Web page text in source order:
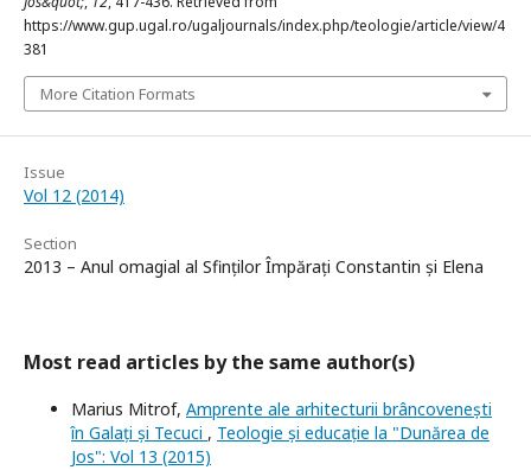
https://www.gup.ugal.ro/ugaljournals/index.php/teologie/article/view/4
381
More Citation Formats
Issue
Vol 12 (2014)
Section
2013 – Anul omagial al Sfinților Împărați Constantin și Elena
Most read articles by the same author(s)
Marius Mitrof, Amprente ale arhitecturii brâncovenești
în Galați și Tecuci , Teologie și educație la "Dunărea de
Jos": Vol 13 (2015)